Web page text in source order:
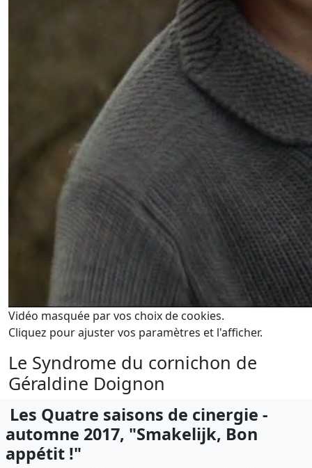
Vidéo masquée par vos choix de cookies.
Cliquez pour ajuster vos paramètres et l'afficher.
Le Syndrome du cornichon de
Géraldine Doignon
Les Quatre saisons de cinergie -
automne 2017, "Smakelijk, Bon
appétit !"